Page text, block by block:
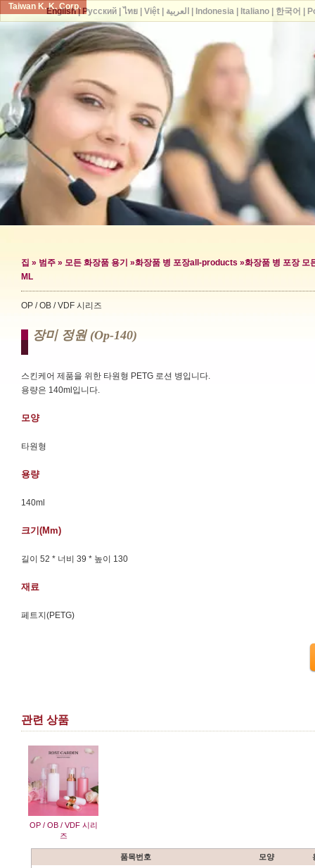
Taiwan K. K. Corp.
집 » 범주 » 모든 화장품 용기 »화장품 병 포장all-products »화장품 병 포장 모
ML
OP / OB / VDF 시리즈
장미 정원 (op-140)
스킨케어 제품을 위한 타원형 PETG 로션 병입니다.
용량은 140ml입니다.
모양
타원형
용량
140ml
크기(mm)
길이 52 * 너비 39 * 높이 130
재료
페트지(PETG)
관련 상품
OP / OB / VDF 시리
즈
품목번호 모양
English| Русский| ไทย| Việt| العربية Indonesia| Italiano| 한국어